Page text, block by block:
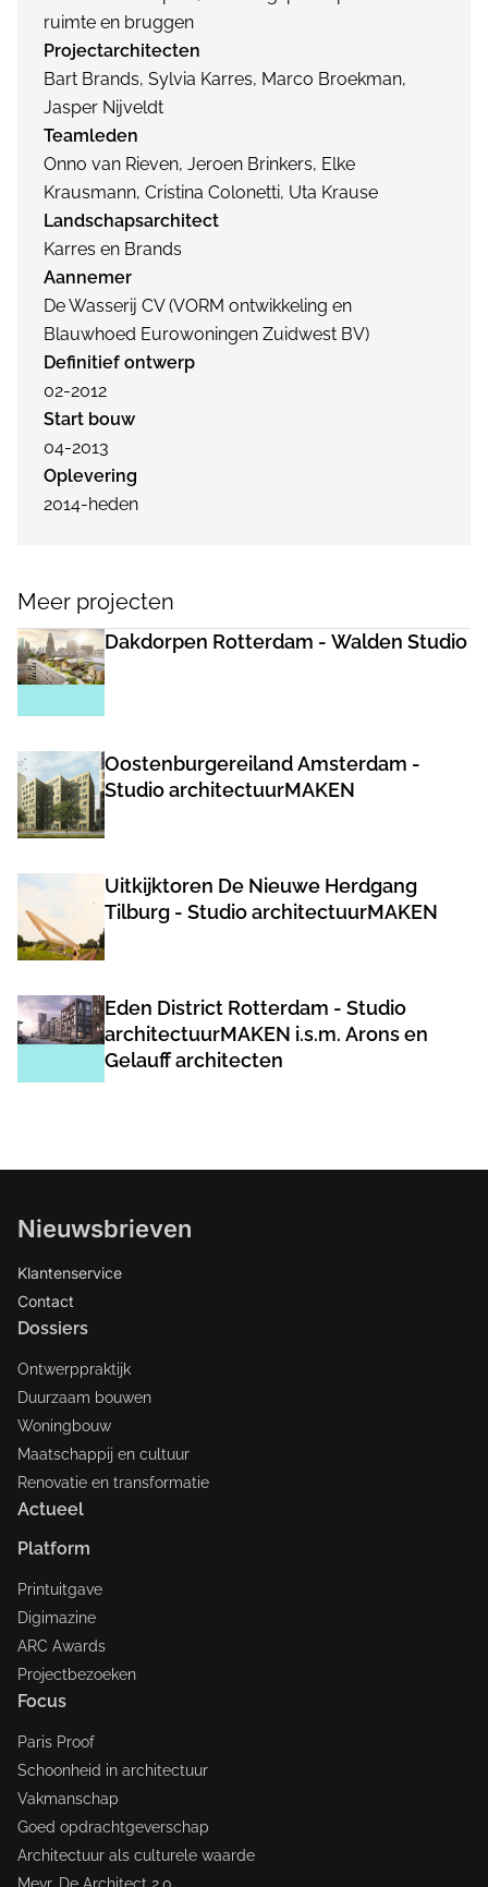
ruimte en bruggen
Projectarchitecten
Bart Brands, Sylvia Karres, Marco Broekman,
Jasper Nijveldt
Teamleden
Onno van Rieven, Jeroen Brinkers, Elke
Krausmann, Cristina Colonetti, Uta Krause
Landschapsarchitect
Karres en Brands
Aannemer
De Wasserij CV (VORM ontwikkeling en
Blauwhoed Eurowoningen Zuidwest BV)
Definitief ontwerp
02-2012
Start bouw
04-2013
Oplevering
2014-heden
Meer projecten
Dakdorpen Rotterdam - Walden Studio
Oostenburgereiland Amsterdam -
Studio architectuurMAKEN
Uitkijktoren De Nieuwe Herdgang
Tilburg - Studio architectuurMAKEN
Eden District Rotterdam - Studio
architectuurMAKEN i.s.m. Arons en
Gelauff architecten
Nieuwsbrieven
Klantenservice
Contact
Dossiers
Ontwerppraktijk
Duurzaam bouwen
Woningbouw
Maatschappij en cultuur
Renovatie en transformatie
Actueel
Platform
Printuitgave
Digimazine
ARC Awards
Projectbezoeken
Focus
Paris Proof
Schoonheid in architectuur
Vakmanschap
Goed opdrachtgeverschap
Architectuur als culturele waarde